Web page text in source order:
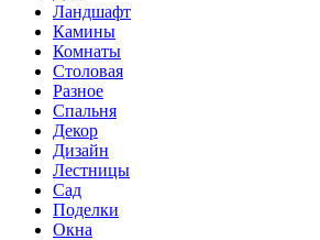
Ландшафт
Камины
Комнаты
Столовая
Разное
Спальня
Декор
Дизайн
Лестницы
Сад
Поделки
Окна